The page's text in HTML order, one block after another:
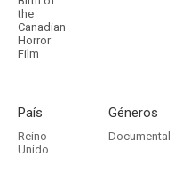
the
Canadian
Horror
Film
País
Reino
Unido
Géneros
Documental